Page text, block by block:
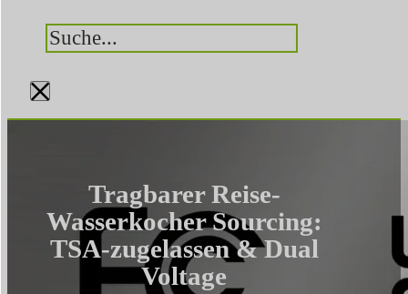
Suchen
×
Tragbarer Reise-
Wasserkocher Sourcing:
TSA-zugelassen & Dual
Voltage